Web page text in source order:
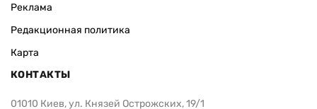
Реклама
Редакционная политика
Карта
КОНТАКТЫ
01010 Киев, ул. Князей Острожских, 19/1